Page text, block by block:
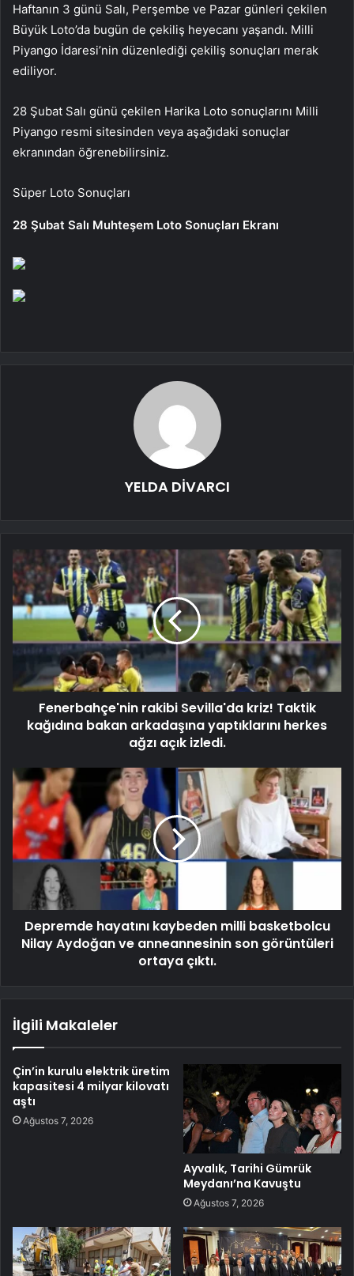
Haftanın 3 günü Salı, Perşembe ve Pazar günleri çekilen
Büyük Loto’da bugün de çekiliş heyecanı yaşandı. Milli
Piyango İdaresi’nin düzenlediği çekiliş sonuçları merak
ediliyor.
28 Şubat Salı günü çekilen Harika Loto sonuçlarını Milli
Piyango resmi sitesinden veya aşağıdaki sonuçlar
ekranından öğrenebilirsiniz.
Süper Loto Sonuçları
28 Şubat Salı Muhteşem Loto Sonuçları Ekranı
YELDA DİVARCI
Fenerbahçe'nin rakibi Sevilla'da kriz! Taktik
kağıdına bakan arkadaşına yaptıklarını herkes
ağzı açık izledi.
Depremde hayatını kaybeden milli basketbolcu
Nilay Aydoğan ve anneannesinin son görüntüleri
ortaya çıktı.
İlgili Makaleler
Çin’in kurulu elektrik üretim
kapasitesi 4 milyar kilovatı
aştı
Ağustos 7, 2026
Ayvalık, Tarihi Gümrük
Meydanı’na Kavuştu
Ağustos 7, 2026